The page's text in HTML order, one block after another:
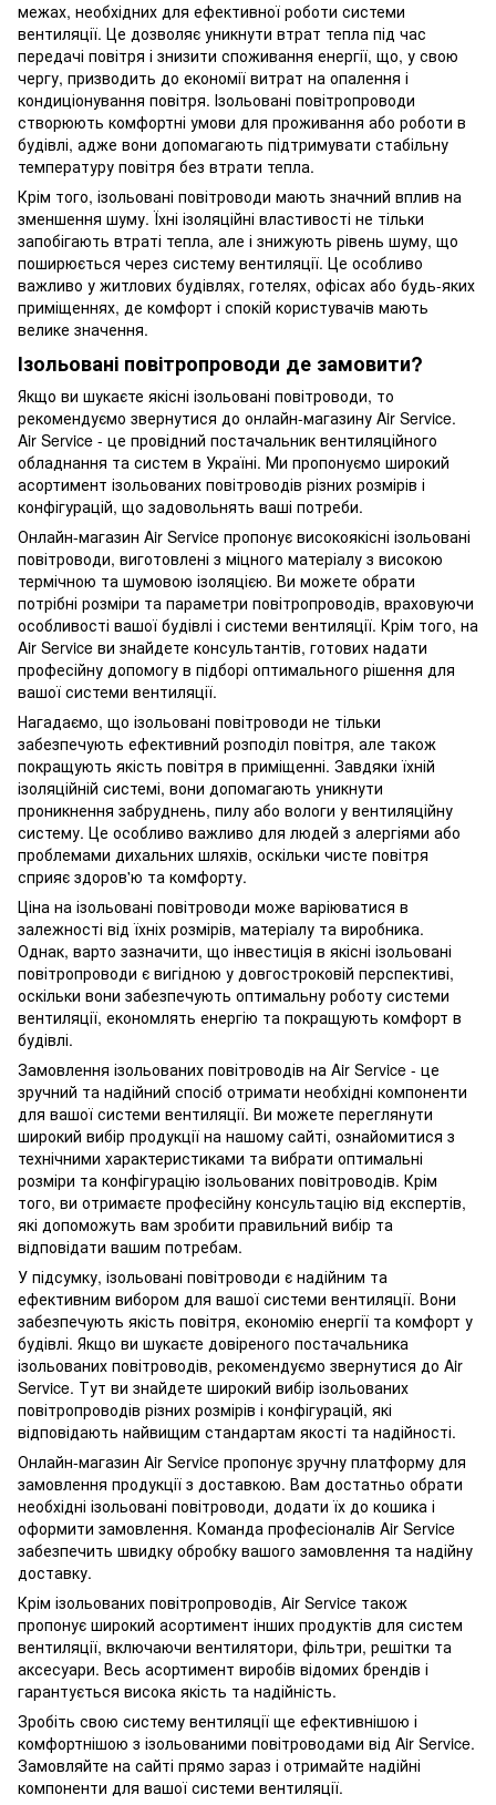
межах, необхідних для ефективної роботи системи
вентиляції. Це дозволяє уникнути втрат тепла під час
передачі повітря і знизити споживання енергії, що, у свою
чергу, призводить до економії витрат на опалення і
кондиціонування повітря. Ізольовані повітропроводи
створюють комфортні умови для проживання або роботи в
будівлі, адже вони допомагають підтримувати стабільну
температуру повітря без втрати тепла.
Крім того, ізольовані повітроводи мають значний вплив на
зменшення шуму. Їхні ізоляційні властивості не тільки
запобігають втраті тепла, але і знижують рівень шуму, що
поширюється через систему вентиляції. Це особливо
важливо у житлових будівлях, готелях, офісах або будь-яких
приміщеннях, де комфорт і спокій користувачів мають
велике значення.
Ізольовані повітропроводи де замовити?
Якщо ви шукаєте якісні ізольовані повітроводи, то
рекомендуємо звернутися до онлайн-магазину Air Service.
Air Service - це провідний постачальник вентиляційного
обладнання та систем в Україні. Ми пропонуємо широкий
асортимент ізольованих повітроводів різних розмірів і
конфігурацій, що задовольнять ваші потреби.
Онлайн-магазин Air Service пропонує високоякісні ізольовані
повітроводи, виготовлені з міцного матеріалу з високою
термічною та шумовою ізоляцією. Ви можете обрати
потрібні розміри та параметри повітропроводів, враховуючи
особливості вашої будівлі і системи вентиляції. Крім того, на
Air Service ви знайдете консультантів, готових надати
професійну допомогу в підборі оптимального рішення для
вашої системи вентиляції.
Нагадаємо, що ізольовані повітроводи не тільки
забезпечують ефективний розподіл повітря, але також
покращують якість повітря в приміщенні. Завдяки їхній
ізоляційній системі, вони допомагають уникнути
проникнення забруднень, пилу або вологи у вентиляційну
систему. Це особливо важливо для людей з алергіями або
проблемами дихальних шляхів, оскільки чисте повітря
сприяє здоров'ю та комфорту.
Ціна на ізольовані повітроводи може варіюватися в
залежності від їхніх розмірів, матеріалу та виробника.
Однак, варто зазначити, що інвестиція в якісні ізольовані
повітропроводи є вигідною у довгостроковій перспективі,
оскільки вони забезпечують оптимальну роботу системи
вентиляції, економлять енергію та покращують комфорт в
будівлі.
Замовлення ізольованих повітроводів на Air Service - це
зручний та надійний спосіб отримати необхідні компоненти
для вашої системи вентиляції. Ви можете переглянути
широкий вибір продукції на нашому сайті, ознайомитися з
технічними характеристиками та вибрати оптимальні
розміри та конфігурацію ізольованих повітроводів. Крім
того, ви отримаєте професійну консультацію від експертів,
які допоможуть вам зробити правильний вибір та
відповідати вашим потребам.
У підсумку, ізольовані повітроводи є надійним та
ефективним вибором для вашої системи вентиляції. Вони
забезпечують якість повітря, економію енергії та комфорт у
будівлі. Якщо ви шукаєте довіреного постачальника
ізольованих повітроводів, рекомендуємо звернутися до Air
Service. Тут ви знайдете широкий вибір ізольованих
повітропроводів різних розмірів і конфігурацій, які
відповідають найвищим стандартам якості та надійності.
Онлайн-магазин Air Service пропонує зручну платформу для
замовлення продукції з доставкою. Вам достатньо обрати
необхідні ізольовані повітроводи, додати їх до кошика і
оформити замовлення. Команда професіоналів Air Service
забезпечить швидку обробку вашого замовлення та надійну
доставку.
Крім ізольованих повітропроводів, Air Service також
пропонує широкий асортимент інших продуктів для систем
вентиляції, включаючи вентилятори, фільтри, решітки та
аксесуари. Весь асортимент виробів відомих брендів і
гарантується висока якість та надійність.
Зробіть свою систему вентиляції ще ефективнішою і
комфортнішою з ізольованими повітроводами від Air Service.
Замовляйте на сайті прямо зараз і отримайте надійні
компоненти для вашої системи вентиляції.